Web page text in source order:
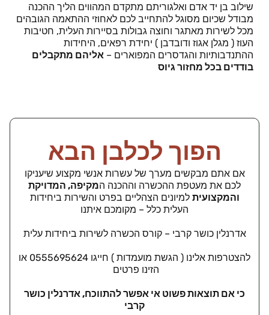
שילוב בן יד אדם ואלגוריתם מתקדם המהווים הליך ההכנה
מבודל שכיום מסוגל להתחייב לכם לאחוזי ההתאמה הגובהים
מכל לשירות מאתגר וחוצה גבולות בסיירות העלית, חטיבות
העוז ( מגלן אגוז ודובדבן ) יחידת רפאים, היחידות
ההתנדבותיות והגדסרים המפוארים – אליהם מתקבלים
בודדים בכל מחזור גיוס
הפוך לכלבן הבא
אם אתם מבקשים מערך של עשרות אנשי מקצוע שיעניקו
לכם את מעטפת ההכשרה וההכנה המקיפה, המדויקת
והמקצועית למיונים הצהליים בפרט והשירות ביחידות
העלית כלל – מקומכם איתנו
אדרנלין כושר קרבי – קורס הכשרה לשירות ביחידות עלית
להצטרפות אלינו ( הגשת מועמדות ) חייגו 0555695624 או
הזינו פרטים
כי אם תוצאות פשוט אי אפשר להתווכח, אדרנלין כושר
קרבי